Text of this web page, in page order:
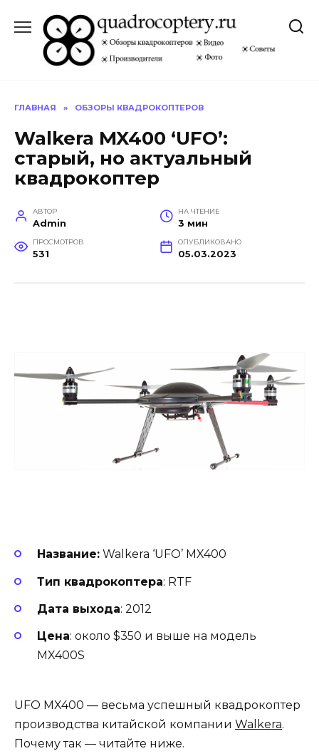
содержанию
ГЛАВНАЯ » ОБЗОРЫ КВАДРОКОПТЕРОВ
Walkera MX400 ‘UFO’:
старый, но актуальный
квадрокоптер
АВТОР
Admin
НА ЧТЕНИЕ
3 мин
ПРОСМОТРОВ
531
ОПУБЛИКОВАНО
05.03.2023
Название: Walkera ‘UFO’ MX400
Тип квадрокоптера: RTF
Дата выхода: 2012
Цена: около $350 и выше на модель
MX400S
UFO MX400 — весьма успешный квадрокоптер
производства китайской компании Walkera.
Почему так — читайте ниже.